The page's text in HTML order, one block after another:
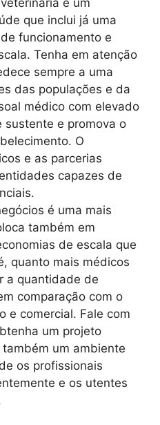
que inclui já uma
funcionamento e
Tenha em atenção
sempre a uma
das populações e da
médico com elevado
sustente e promova o
O
e as parcerias
capazes de
é uma mais
também em
de escala que
quanto mais médicos
a quantidade de
comparação com o
e comercial. Fale com
um projeto
um ambiente
os profissionais
e os utentes